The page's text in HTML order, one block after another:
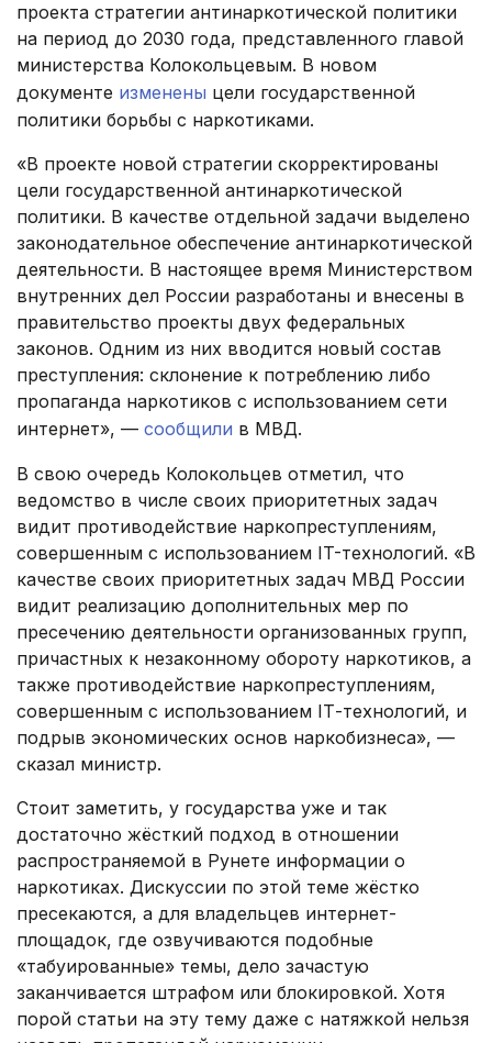
проекта стратегии антинаркотической политики
на период до 2030 года, представленного главой
министерства Колокольцевым. В новом
документе изменены цели государственной
политики борьбы с наркотиками.
«В проекте новой стратегии скорректированы
цели государственной антинаркотической
политики. В качестве отдельной задачи выделено
законодательное обеспечение антинаркотической
деятельности. В настоящее время Министерством
внутренних дел России разработаны и внесены в
правительство проекты двух федеральных
законов. Одним из них вводится новый состав
преступления: склонение к потреблению либо
пропаганда наркотиков с использованием сети
интернет», — сообщили в МВД.
В свою очередь Колокольцев отметил, что
ведомство в числе своих приоритетных задач
видит противодействие наркопреступлениям,
совершенным с использованием IT-технологий. «В
качестве своих приоритетных задач МВД России
видит реализацию дополнительных мер по
пресечению деятельности организованных групп,
причастных к незаконному обороту наркотиков, а
также противодействие наркопреступлениям,
совершенным с использованием IТ-технологий, и
подрыв экономических основ наркобизнеса», —
сказал министр.
Стоит заметить, у государства уже и так
достаточно жёсткий подход в отношении
распространяемой в Рунете информации о
наркотиках. Дискуссии по этой теме жёстко
пресекаются, а для владельцев интернет-
площадок, где озвучиваются подобные
«табуированные» темы, дело зачастую
заканчивается штрафом или блокировкой. Хотя
порой статьи на эту тему даже с натяжкой нельзя